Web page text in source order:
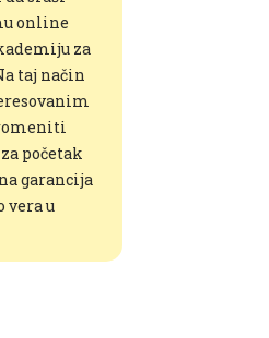
online
za
taj način
početak
garancija
vera u